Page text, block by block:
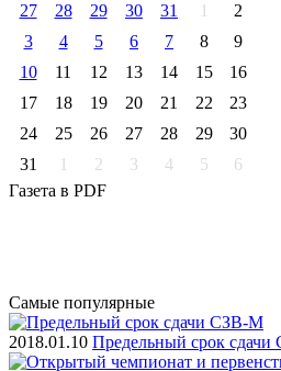
27
28 29 30 31 1
2
3
4 5 6 7 8
9
10
11 12 13 14 15
16
17
18 19 20 21 22
23
24
25 26 27 28 29
30
31
1 2 3 4 5
6
Газета в PDF
Самые популярные
2018.01.10 Предельный срок